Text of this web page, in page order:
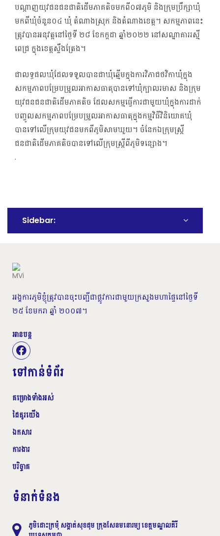
បណ្តាញយុវជនជនជាតិដើមភាគតិចមកពី០៧ភូមិ និងក្រុមប្រឹក្សាឃុំ
មកពីឃុំចំនួន០៤​ ឃុំ តំណាងស្រុក និងតំណាងខេត្ត។ សកម្មភាពនេះ
ត្រូវបានអនុវត្តនៅថ្ងៃទី ២៨ ខែកក្កដា ឆ្នាំ២០២២ នៅសណ្ឋាគាររស្មី
ពេជ្រ ក្នុងខេត្តស្ទឹងត្រែង។
ជាលទ្ធផលឃុំដែលទទួលបានជាឃុំឆ្មើមក្នុងការវិភាជថវិកាឃុំក្នុង
សកម្មភាពបម្រែបម្រួលអាកាសធាតុបានទៅឃុំក្បាលរមាស និងក្រុម
យុវជនជនជាតិដើមភាគតិច ដែលសកម្មធ្វើការជាមួយឃុំក្នុងការដាក់
បញ្ចូលសកម្មភាពបម្រែបម្រួលអាកាសធាតុក្នុងកម្មវិធីវិនិយោគឃុំ
បានទៅលើក្រុមយុវជនមកពីភូមិសាមឃួយ។ ចំនែកឯក្រុមស្រ្តី
ជនជាតិដើមភាគតិចបានទៅលើក្រុមស្រ្តីពីភូមិទន្សោង។
.
Sidebar:
អង្គការភូមិខ្ញុំត្រូវបានចុះបញ្ជីជាផ្លូវការជាមួយក្រសួងមហាផ្ទៃនៅថ្ងៃទី
២៥ ខែមករា ឆ្នាំ ២០០៧។
អានបន្ត
ទៅកាន់ទំព័រ
គម្រោងទាំងអស់
ដៃគូរយើង
ឯកសារ
ការងារ
បរិច្ចាគ
ទំនាក់ទំនង
ភូមិដោះក្រមុំ សង្គាត់សុខដុម ក្រុងសែនមនោរម្យ ខេត្តមណ្ឌលគិរី